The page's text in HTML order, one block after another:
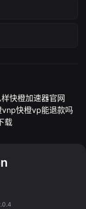
快橙加速器官网
vnp快橙vp能退款吗
载